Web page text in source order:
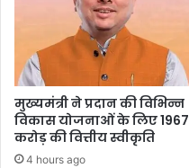
मुख्यमंत्री ने प्रदान की विभिन्न
विकास योजनाओं के लिए 1967
करोड़ की वित्तीय स्वीकृति
4 hours ago